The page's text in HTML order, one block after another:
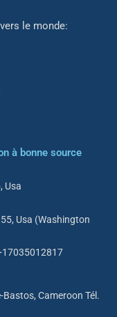
le monde:
à bonne source
Usa
Usa (Washington
Cameroon Tél.